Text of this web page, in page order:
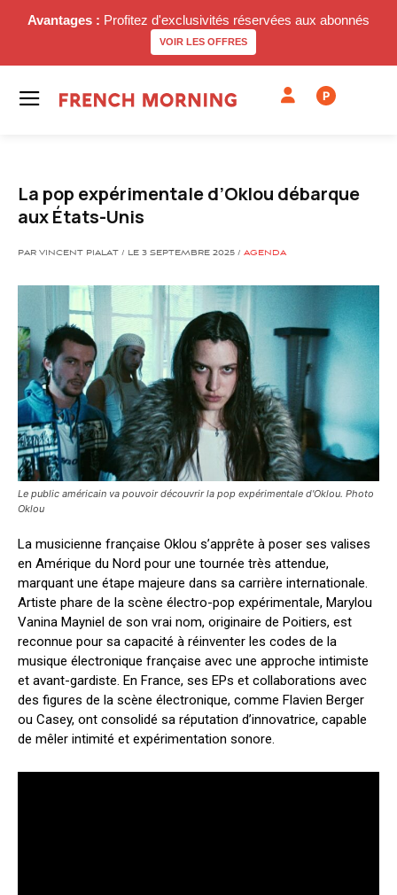
Avantages : Profitez d'exclusivités réservées aux abonnés
VOIR LES OFFRES
P
La pop expérimentale d’Oklou débarque
aux États-Unis
PAR VINCENT PIALAT / LE 3 SEPTEMBRE 2025 / AGENDA
Le public américain va pouvoir découvrir la pop expérimentale d'Oklou. Photo
Oklou
La musicienne française Oklou s’apprête à poser ses valises
en Amérique du Nord pour une tournée très attendue,
marquant une étape majeure dans sa carrière internationale.
Artiste phare de la scène électro-pop expérimentale, Marylou
Vanina Mayniel de son vrai nom, originaire de Poitiers, est
reconnue pour sa capacité à réinventer les codes de la
musique électronique française avec une approche intimiste
et avant-gardiste. En France, ses EPs et collaborations avec
des figures de la scène électronique, comme Flavien Berger
ou Casey, ont consolidé sa réputation d’innovatrice, capable
de mêler intimité et expérimentation sonore.